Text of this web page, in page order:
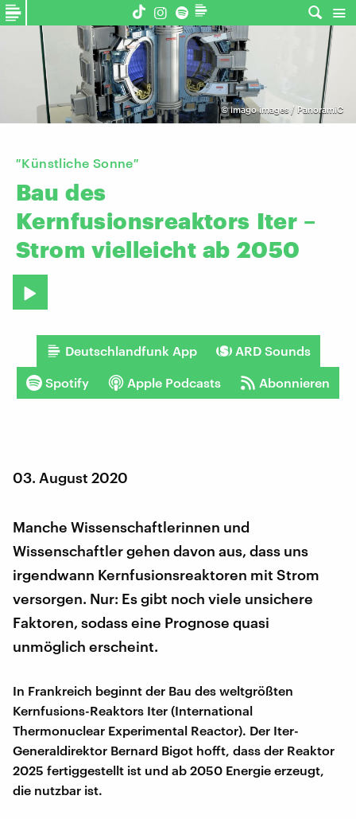
©imago images / PanoramiC
″Künstliche Sonne″
Bau des
Kernfusionsreaktors Iter –
Strom vielleicht ab 2050
Deutschlandfunk App ARD Sounds
Spotify Apple Podcasts Abonnieren
03. August 2020
Manche Wissenschaftlerinnen und
Wissenschaftler gehen davon aus, dass uns
irgendwann Kernfusionsreaktoren mit Strom
versorgen. Nur: Es gibt noch viele unsichere
Faktoren, sodass eine Prognose quasi
unmöglich erscheint.
In Frankreich beginnt der Bau des weltgrößten
Kernfusions-Reaktors Iter (International
Thermonuclear Experimental Reactor). Der Iter-
Generaldirektor Bernard Bigot hofft, dass der Reaktor
2025 fertiggestellt ist und ab 2050 Energie erzeugt,
die nutzbar ist.